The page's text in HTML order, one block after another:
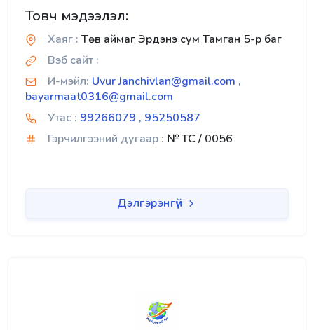
Товч мэдээлэл:
Хаяг : Төв аймаг Эрдэнэ сум Тамган 5-р баг
Вэб сайт :
И-мэйл: Uvur Janchivlan@gmail.com ,
bayarmaat0316@gmail.com
Утас : 99266079 , 95250587
Гэрчилгээний дугаар : № TC / 0056
Дэлгэрэнгүй